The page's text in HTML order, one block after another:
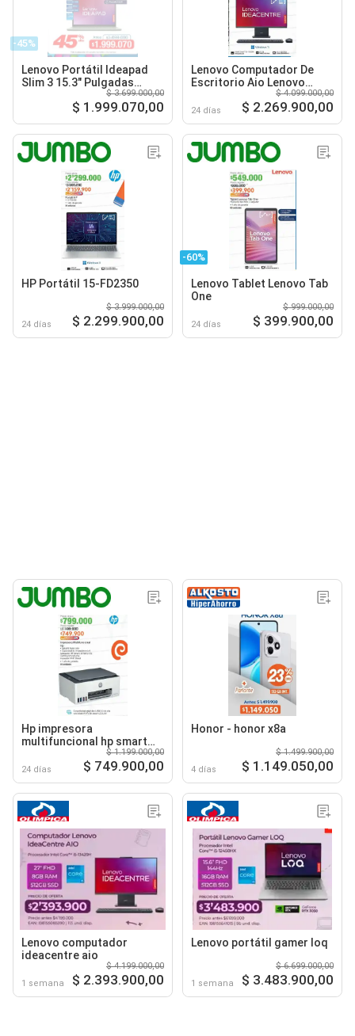
-45%
Lenovo Portátil Ideapad
Slim 3 15.3" Pulgadas
$ 3.699.000,00
$ 1.999.070,00
Lenovo Computador De
Escritorio Aio Lenovo
Ideacentre 27IRH9
24 días
$ 4.099.000,00
$ 2.269.900,00
HP Portátil 15-FD2350
24 días
$ 3.999.000,00
$ 2.299.900,00
-60%
Lenovo Tablet Lenovo Tab
One
24 días
$ 999.000,00
$ 399.900,00
Hp impresora
multifuncional hp smart
24 días
$ 1.199.000,00
$ 749.900,00
Honor - honor x8a
4 días
$ 1.499.900,00
$ 1.149.050,00
Lenovo computador
ideacentre aio
1 semana
$ 4.199.000,00
$ 2.393.900,00
Lenovo portátil gamer loq
1 semana
$ 6.699.000,00
$ 3.483.900,00